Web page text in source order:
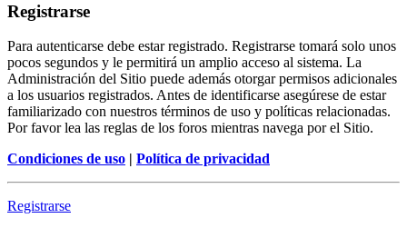
Registrarse
Para autenticarse debe estar registrado. Registrarse tomará solo unos
pocos segundos y le permitirá un amplio acceso al sistema. La
Administración del Sitio puede además otorgar permisos adicionales
a los usuarios registrados. Antes de identificarse asegúrese de estar
familiarizado con nuestros términos de uso y políticas relacionadas.
Por favor lea las reglas de los foros mientras navega por el Sitio.
Condiciones de uso | Política de privacidad
Registrarse